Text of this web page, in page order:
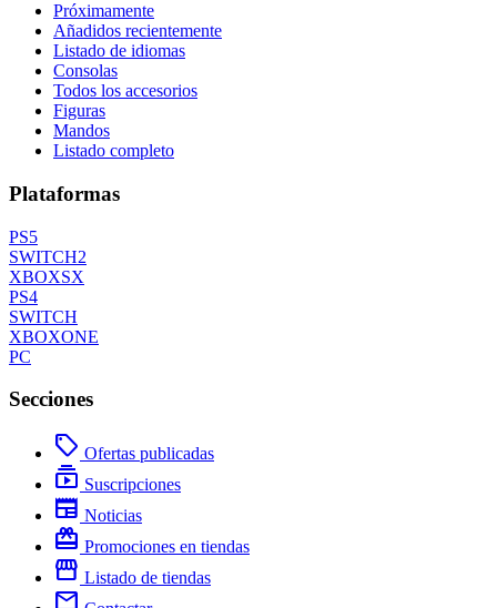
Próximamente
Añadidos recientemente
Listado de idiomas
Consolas
Todos los accesorios
Figuras
Mandos
Listado completo
Plataformas
PS5
SWITCH2
XBOXSX
PS4
SWITCH
XBOXONE
PC
Secciones
local_offer Ofertas publicadas
subscriptions Suscripciones
newspaper Noticias
redeem Promociones en tiendas
storefront Listado de tiendas
mail